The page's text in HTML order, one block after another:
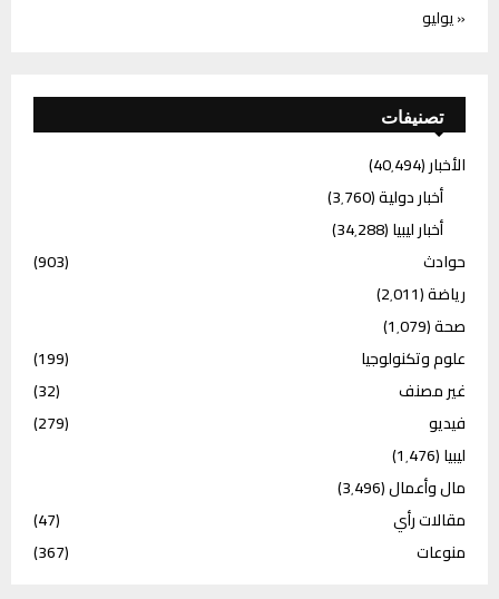
« يوليو
تصنيفات
الأخبار(40٬494)
أخبار دولية(3٬760)
أخبار ليبيا(34٬288)
حوادث
(903)
رياضة(2٬011)
صحة(1٬079)
علوم وتكنولوجيا
(199)
غير مصنف
(32)
فيديو
(279)
ليبيا(1٬476)
مال وأعمال(3٬496)
مقالات رأي
(47)
منوعات
(367)